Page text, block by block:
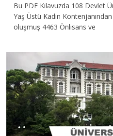
Bu PDF Kılavuzda 108 Devlet
Yaş Üstü Kadın
oluşmuş 4463 Önlisans ve